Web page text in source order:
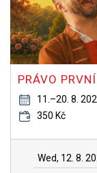
PRÁVO
11.–20. 8.
350 Kč
Wed, 12. 8.